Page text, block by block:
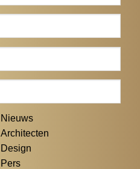
Nieuws
Architecten
Design
Pers